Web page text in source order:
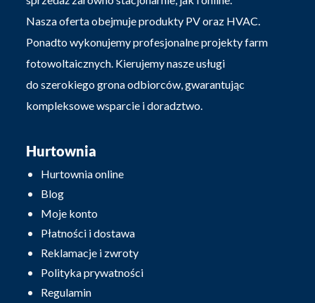
Nasza oferta obejmuje produkty PV oraz HVAC.
Ponadto wykonujemy profesjonalne projekty farm
fotowoltaicznych. Kierujemy nasze usługi
do szerokiego grona odbiorców, gwarantując
kompleksowe wsparcie i doradztwo.
Hurtownia
Hurtownia online
Blog
Moje konto
Płatności i dostawa
Reklamacje i zwroty
Polityka prywatności
Regulamin